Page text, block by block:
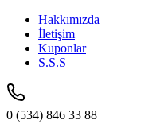
Hakkımızda
İletişim
Kuponlar
S.S.S
0 (534) 846 33 88